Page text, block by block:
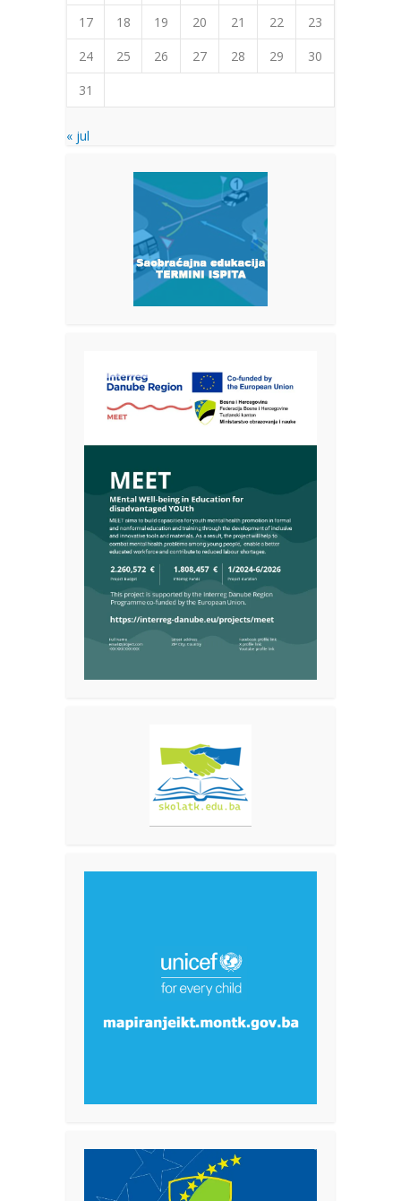
17
18 19 20 21 22
23
24
25 26 27 28 29
30
31
« jul